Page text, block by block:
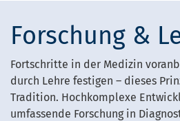
Forschung &
Fortschritte in der Medizin
durch Lehre festigen – dieses
Tradition. Hochkomplexe
umfassende Forschung in